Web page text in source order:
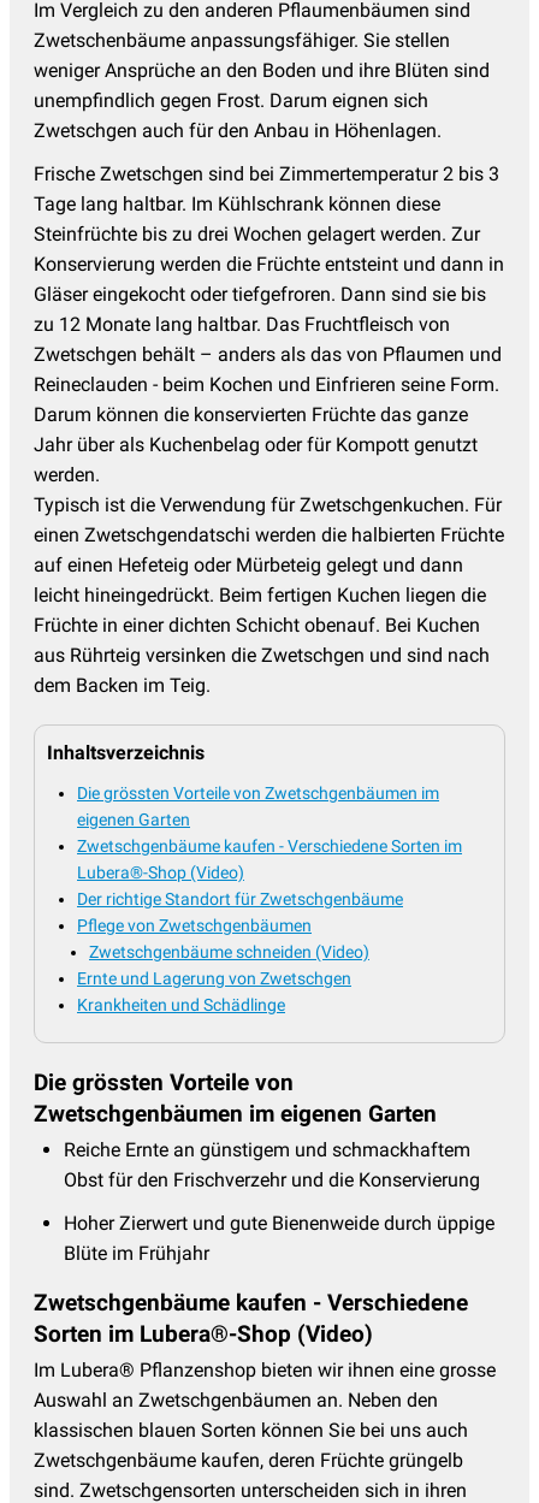
Im Vergleich zu den anderen Pflaumenbäumen sind
Zwetschenbäume anpassungsfähiger. Sie stellen
weniger Ansprüche an den Boden und ihre Blüten sind
unempfindlich gegen Frost. Darum eignen sich
Zwetschgen auch für den Anbau in Höhenlagen.
Frische Zwetschgen sind bei Zimmertemperatur 2 bis 3
Tage lang haltbar. Im Kühlschrank können diese
Steinfrüchte bis zu drei Wochen gelagert werden. Zur
Konservierung werden die Früchte entsteint und dann in
Gläser eingekocht oder tiefgefroren. Dann sind sie bis
zu 12 Monate lang haltbar. Das Fruchtfleisch von
Zwetschgen behält – anders als das von Pflaumen und
Reineclauden - beim Kochen und Einfrieren seine Form.
Darum können die konservierten Früchte das ganze
Jahr über als Kuchenbelag oder für Kompott genutzt
werden.
Typisch ist die Verwendung für Zwetschgenkuchen. Für
einen Zwetschgendatschi werden die halbierten Früchte
auf einen Hefeteig oder Mürbeteig gelegt und dann
leicht hineingedrückt. Beim fertigen Kuchen liegen die
Früchte in einer dichten Schicht obenauf. Bei Kuchen
aus Rührteig versinken die Zwetschgen und sind nach
dem Backen im Teig.
Inhaltsverzeichnis
Die grössten Vorteile von Zwetschgenbäumen im
eigenen Garten
Zwetschgenbäume kaufen - Verschiedene Sorten im
Lubera®-Shop (Video)
Der richtige Standort für Zwetschgenbäume
Pflege von Zwetschgenbäumen
Zwetschgenbäume schneiden (Video)
Ernte und Lagerung von Zwetschgen
Krankheiten und Schädlinge
Die grössten Vorteile von
Zwetschgenbäumen im eigenen Garten
Reiche Ernte an günstigem und schmackhaftem
Obst für den Frischverzehr und die Konservierung
Hoher Zierwert und gute Bienenweide durch üppige
Blüte im Frühjahr
Zwetschgenbäume kaufen - Verschiedene
Sorten im Lubera®-Shop (Video)
Im Lubera® Pflanzenshop bieten wir ihnen eine grosse
Auswahl an Zwetschgenbäumen an. Neben den
klassischen blauen Sorten können Sie bei uns auch
Zwetschgenbäume kaufen, deren Früchte grüngelb
sind. Zwetschgensorten unterscheiden sich in ihren